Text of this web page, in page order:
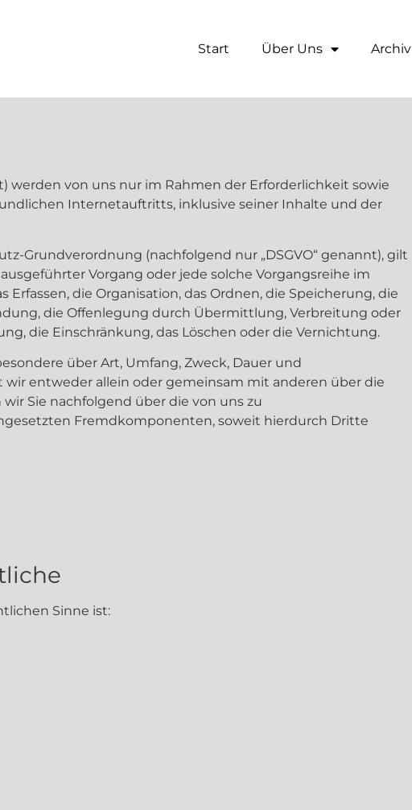
Start Über Uns Archiv
werden von uns nur im Rahmen der Erforderlichkeit sowie
Internetauftritts, inklusive seiner Inhalte und der
Grundverordnung (nachfolgend nur „DSGVO“ genannt), gilt
Vorgang oder jede solche Vorgangsreihe im
die Organisation, das Ordnen, die Speicherung, die
die Offenlegung durch Übermittlung, Verbreitung oder
die Einschränkung, das Löschen oder die Vernichtung.
über Art, Umfang, Zweck, Dauer und
entweder allein oder gemeinsam mit anderen über die
Sie nachfolgend über die von uns zu
Fremdkomponenten, soweit hierdurch Dritte
Sinne ist: